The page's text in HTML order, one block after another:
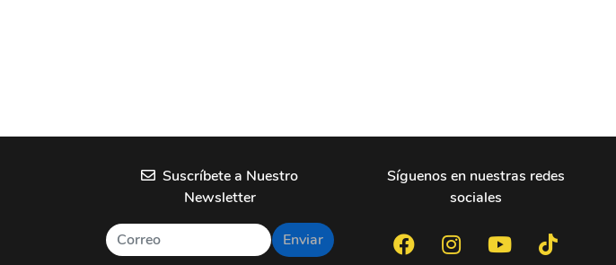
Suscríbete a Nuestro
Newsletter
Enviar
Síguenos en nuestras redes
sociales